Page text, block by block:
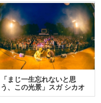
「まじ一生忘れないと思
う、この光景」スガ シカオ
と…